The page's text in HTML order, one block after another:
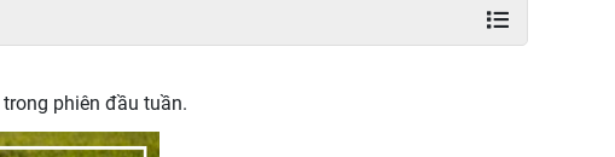
phiên đầu tuần.